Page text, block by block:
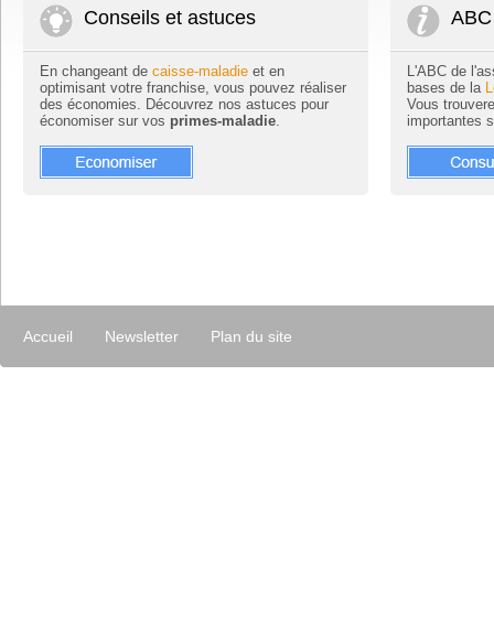
Conseils et astuces
En changeant de caisse-maladie et en
optimisant votre franchise, vous pouvez réaliser
des économies. Découvrez nos astuces pour
économiser sur vos primes-maladie.
L'ABC de
bases de la
Vous
importantes
Accueil Newsletter Plan du site